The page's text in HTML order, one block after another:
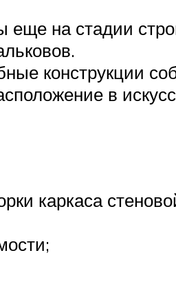
еще на стадии
конструкции
в
каркаса